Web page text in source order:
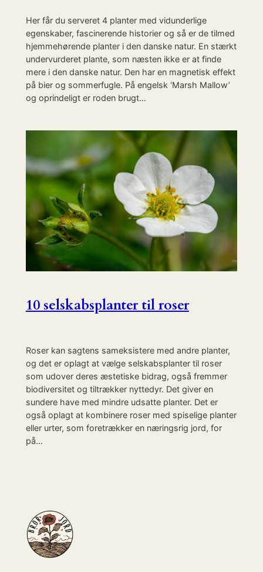
Her får du serveret 4 planter med vidunderlige
egenskaber, fascinerende historier og så er de tilmed
hjemmehørende planter i den danske natur. En stærkt
undervurderet plante, som næsten ikke er at finde
mere i den danske natur. Den har en magnetisk effekt
på bier og sommerfugle. På engelsk ‘Marsh Mallow’
og oprindeligt er roden brugt…
10 selskabsplanter til roser
Roser kan sagtens sameksistere med andre planter,
og det er oplagt at vælge selskabsplanter til roser
som udover deres æstetiske bidrag, også fremmer
biodiversitet og tiltrækker nyttedyr. Det giver en
sundere have med mindre udsatte planter. Det er
også oplagt at kombinere roser med spiselige planter
eller urter, som foretrækker en næringsrig jord, for
på…